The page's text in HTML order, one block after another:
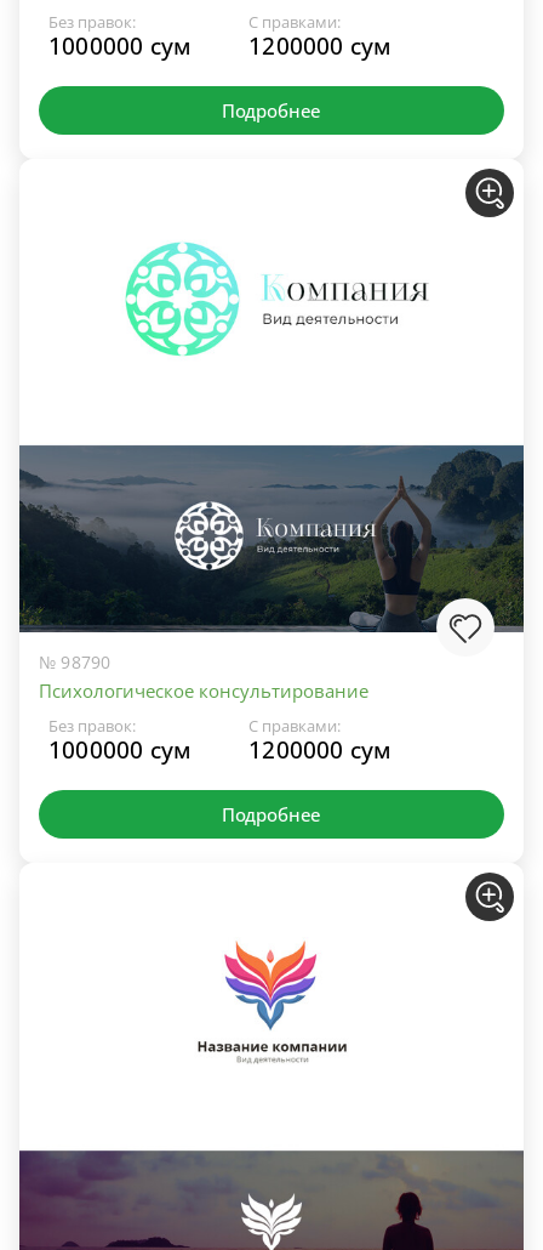
Без правок:
1000000 сум
С правками:
1200000 сум
Подробнее
№ 98790
Психологическое консультирование
Без правок:
1000000 сум
С правками:
1200000 сум
Подробнее